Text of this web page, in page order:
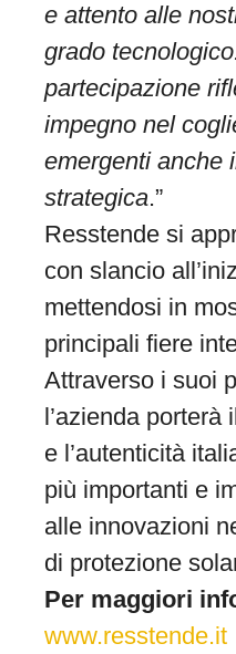
e attento alle
grado
partecipazione
impegno nel
emergenti anche
strategica.”
Resstende si
con slancio
mettendosi in
principali fiere
Attraverso i suoi
l’azienda
e l’autenticità
più importanti e
alle innovazioni
di protezione
Per maggiori
www.resstende.it